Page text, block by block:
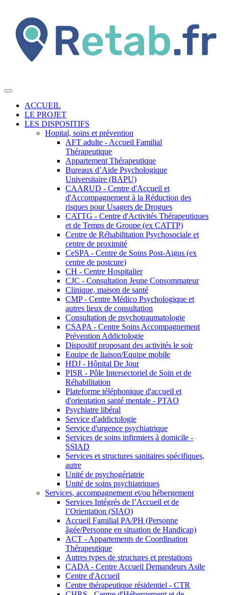
ACCUEIL
LE PROJET
LES DISPOSITIFS
Hopital, soins et prévention
AFT adulte - Accueil Familial
Thérapeutique
Appartement Thérapeutique
Bureaux d’Aide Psychologique
Universitaire (BAPU)
CAARUD - Centre d'Accueil et
d'Accompagnement à la Réduction des
risques pour Usagers de Drogues
CATTG - Centre d'Activités Thérapeutiques
et de Temps de Groupe (ex CATTP)
Centre de Réhabilitation Psychosociale et
centre de proximité
CeSPA - Centre de Soins Post-Aigus (ex
centre de postcure)
CH - Centre Hospitalier
CJC - Consultation Jeune Consommateur
Clinique, maison de santé
CMP - Centre Médico Psychologique et
autres lieux de consultation
Consultation de psychotraumatologie
CSAPA - Centre Soins Accompagnement
Prévention Addictologie
Dispositif proposant des activités le soir
Equipe de liaison/Equipe mobile
HDJ - Hôpital De Jour
PISR - Pôle Intersectoriel de Soin et de
Réhabilitation
Plateforme téléphonique d'accueil et
d'orientation santé mentale - PTAO
Psychiatre libéral
Service d'addictologie
Service d'urgence psychiatrique
Services de soins infirmiers à domicile -
SSIAD
Services et structures sanitaires spécifiques,
autre
Unité de psychogériatrie
Unité de soins psychiatriques
Services, accompagnement et/ou hébergement
Services Intégrés de l’Accueil et de
l’Orientation (SIAO)
Accueil Familial PA/PH (Personne
âgée/Personne en situation de Handicap)
ACT - Appartements de Coordination
Thérapeutique
Autres types de structures et prestations
CADA - Centre Accueil Demandeurs Asile
Centre d'Accueil
Centre thérapeutique résidentiel - CTR